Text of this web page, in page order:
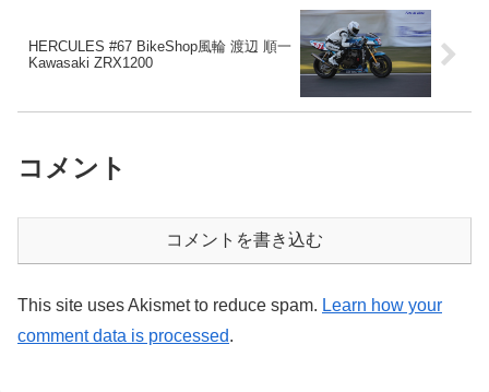
HERCULES #67 BikeShop風輪 渡辺 順一
Kawasaki ZRX1200
コメント
コメントを書き込む
This site uses Akismet to reduce spam. Learn how your
comment data is processed.